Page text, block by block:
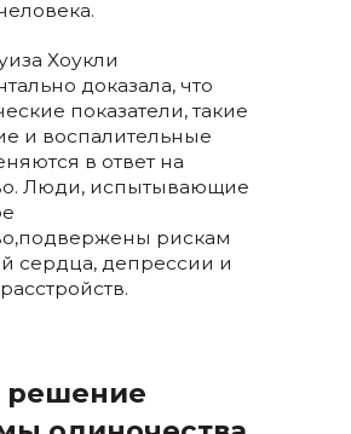
Хоукли
доказала, что
показатели, такие
и воспалительные
в ответ на
Люди, испытывающие
рискам
сердца, депрессии и
решение